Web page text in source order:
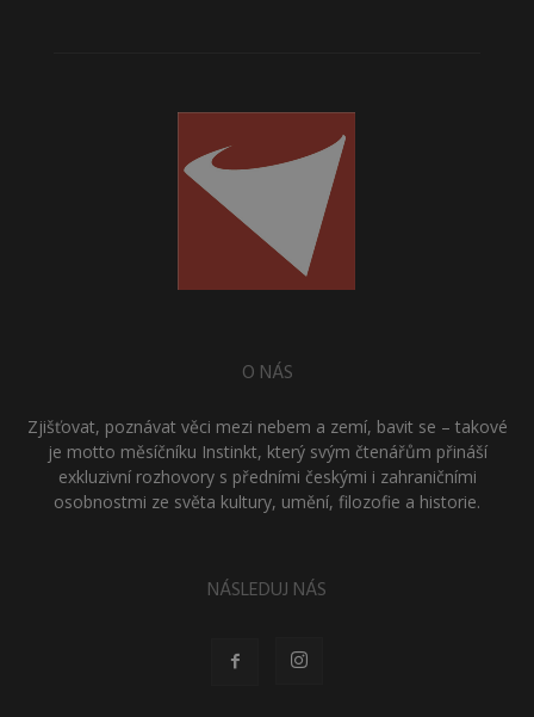
O NÁS
Zjišťovat, poznávat věci mezi nebem a zemí, bavit se – takové
je motto měsíčníku Instinkt, který svým čtenářům přináší
exkluzivní rozhovory s předními českými i zahraničními
osobnostmi ze světa kultury, umění, filozofie a historie.
NÁSLEDUJ NÁS